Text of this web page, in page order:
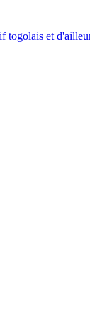
togolais et